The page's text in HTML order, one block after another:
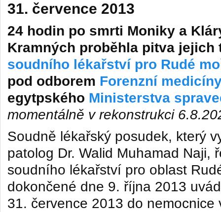
31. července 2013
24 hodin po smrti Moniky a
Kramných proběhla pitva jejich
soudního lékařství pro Rudé
pod odborem Forenzní
egytpského Ministerstva
momentálně v rekonstrukci
Soudně lékařský posudek, který
patolog Dr. Walid Muhamad Naji,
soudního lékařství pro oblast
dokončené dne 9. října 2013
31. července 2013 do nemocnice